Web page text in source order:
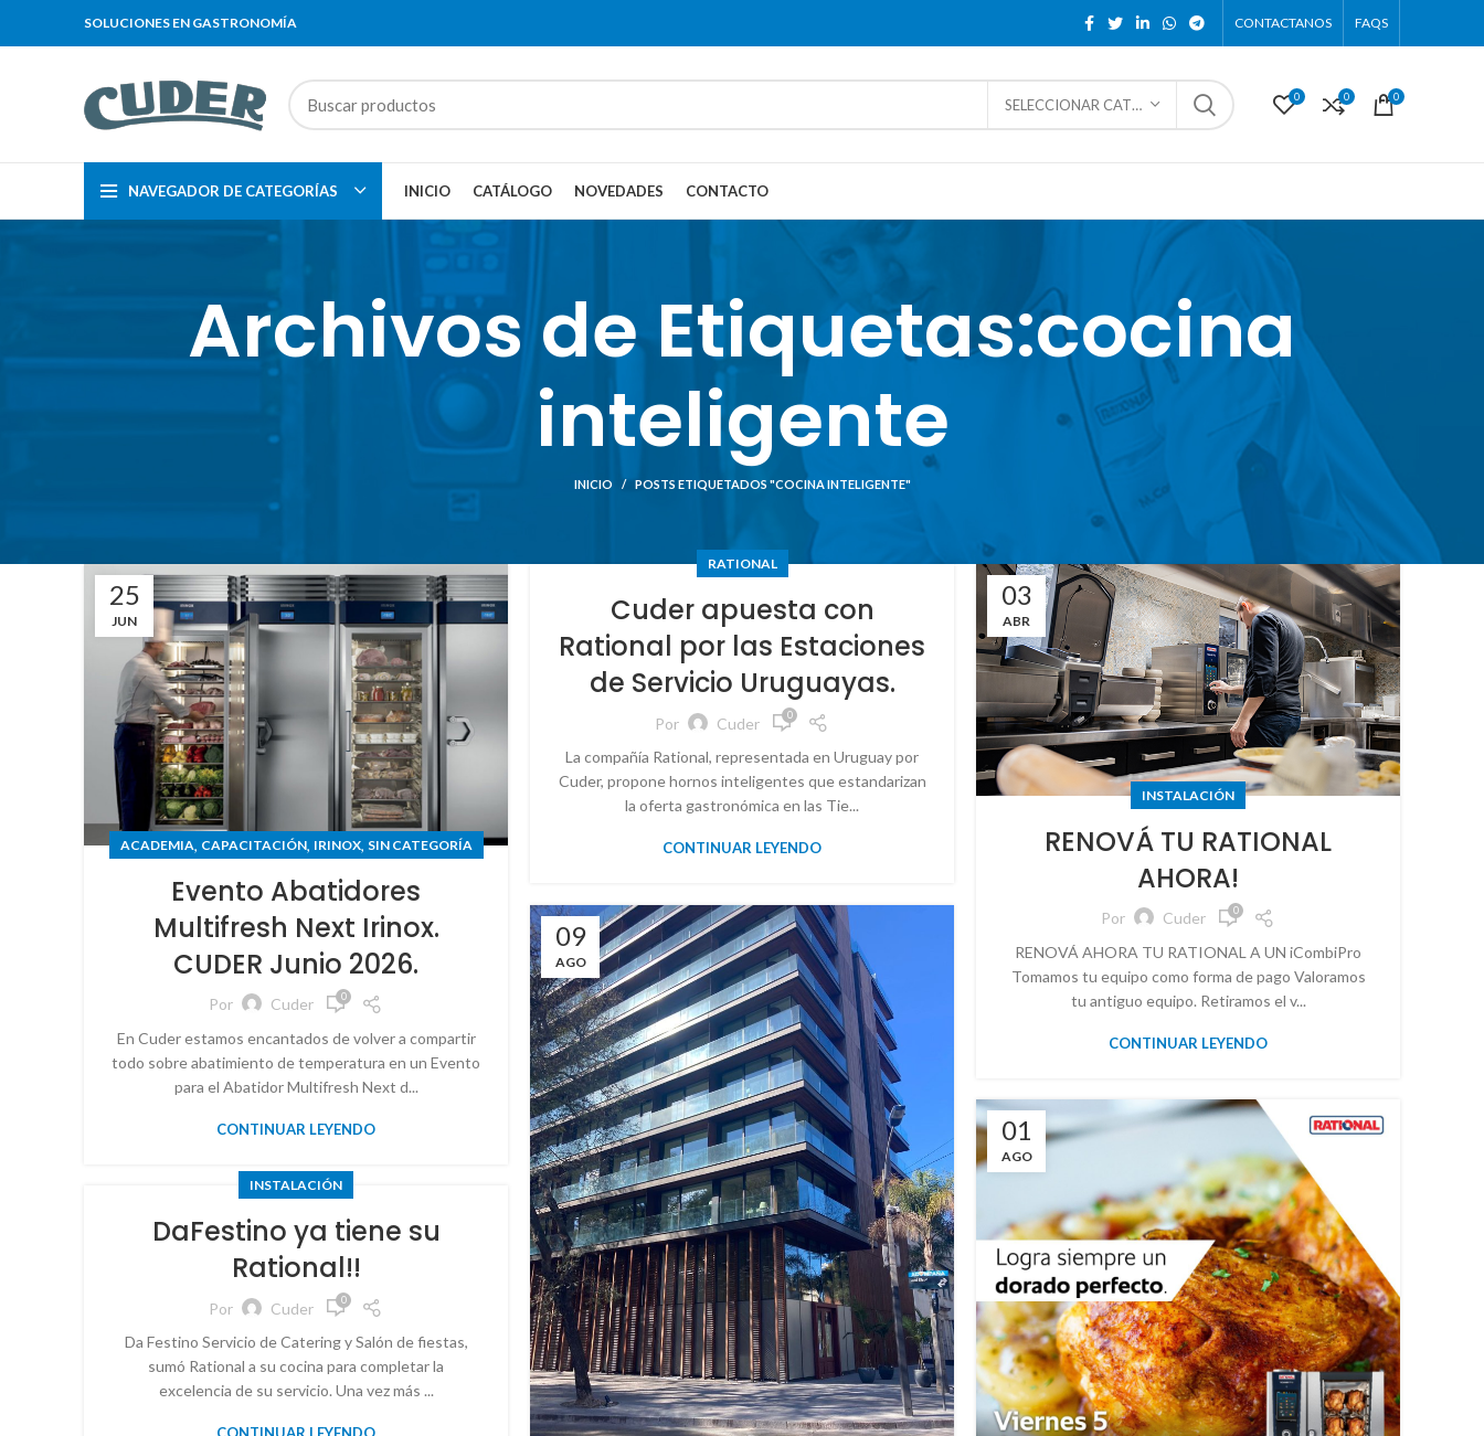
SOLUCIONES EN GASTRONOMÍA CONTACTANOS FAQS
SELECCIONAR CATEGORÍA 0 0 0
NAVEGADOR DE CATEGORÍAS INICIO CATÁLOGO NOVEDADES CONTACTO
Archivos de Etiquetas:cocina
inteligente
INICIO POSTS ETIQUETADOS "COCINA INTELIGENTE"
25
JUN
ACADEMIA, CAPACITACIÓN, IRINOX, SIN CATEGORÍA
Evento Abatidores
Multifresh Next Irinox.
CUDER Junio 2026.
Por Cuder 0
En Cuder estamos encantados de volver a compartir
todo sobre abatimiento de temperatura en un Evento
para el Abatidor Multifresh Next d...
CONTINUAR LEYENDO
RATIONAL
Cuder apuesta con
Rational por las Estaciones
de Servicio Uruguayas.
Por Cuder 0
La compañía Rational, representada en Uruguay por
Cuder, propone hornos inteligentes que estandarizan
la oferta gastronómica en las Tie...
CONTINUAR LEYENDO
03
ABR
INSTALACIÓN
RENOVÁ TU RATIONAL
AHORA!
Por Cuder 0
RENOVÁ AHORA TU RATIONAL A UN iCombiPro
Tomamos tu equipo como forma de pago Valoramos
tu antiguo equipo. Retiramos el v...
CONTINUAR LEYENDO
09
AGO
01
AGO
INSTALACIÓN
DaFestino ya tiene su
Rational!!
Por Cuder 0
Da Festino Servicio de Catering y Salón de fiestas,
sumó Rational a su cocina para completar la
excelencia de su servicio. Una vez más ...